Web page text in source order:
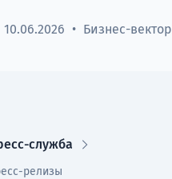
радуга 2026».
10.06.2026 Бизнес-вектор
служба
релизы